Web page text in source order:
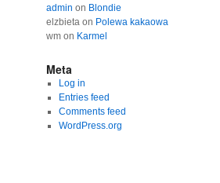
admin on Blondie
elzbieta on Polewa kakaowa
wm on Karmel
Meta
Log in
Entries feed
Comments feed
WordPress.org